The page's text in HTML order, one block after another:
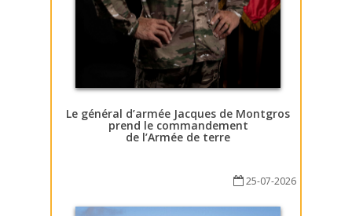
Le général d’armée Jacques de Montgros
prend le commandement
de l’Armée de terre
25-07-2026